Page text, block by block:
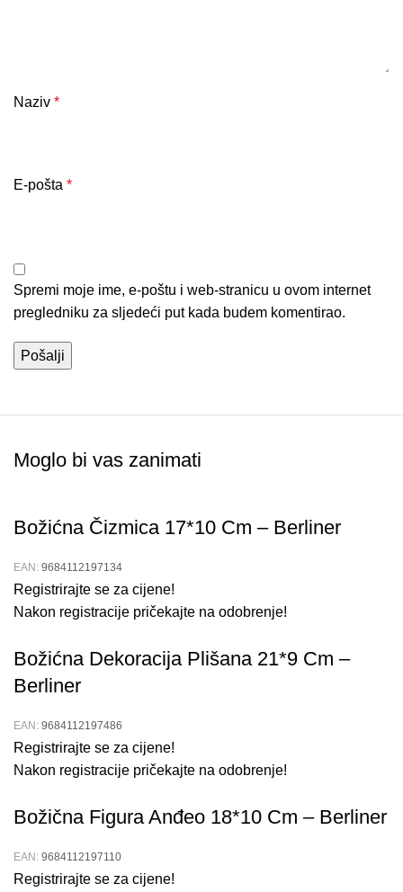
Naziv *
E-pošta *
Spremi moje ime, e-poštu i web-stranicu u ovom internet
pregledniku za sljedeći put kada budem komentirao.
Moglo bi vas zanimati
Božićna Čizmica 17*10 Cm – Berliner
EAN: 9684112197134
Registrirajte se za cijene!
Nakon registracije pričekajte na odobrenje!
Božićna Dekoracija Plišana 21*9 Cm –
Berliner
EAN: 9684112197486
Registrirajte se za cijene!
Nakon registracije pričekajte na odobrenje!
Božična Figura Anđeo 18*10 Cm – Berliner
EAN: 9684112197110
Registrirajte se za cijene!